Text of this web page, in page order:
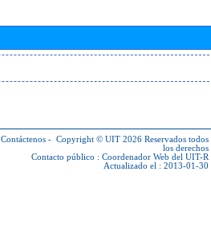
Contáctenos - Copyright © UIT 2026 Reservados todos
los derechos
Contacto público : Coordenador Web del UIT-R
Actualizado el : 2013-01-30